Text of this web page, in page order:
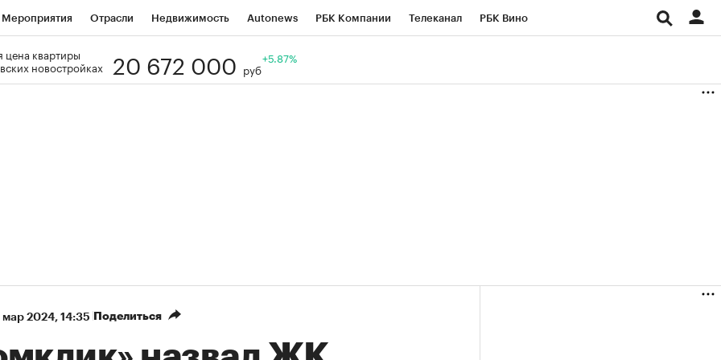
Мероприятия Отрасли Недвижимость Autonews РБК Компании Телеканал РБК Вино
Визионеры
цена квартиры
новостройках
20 672 000 руб
+5.87%
мар 2024, 14:35 Поделиться